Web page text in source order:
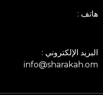
هاتف :
البريد الإلكتروني :
info@sharakah.om